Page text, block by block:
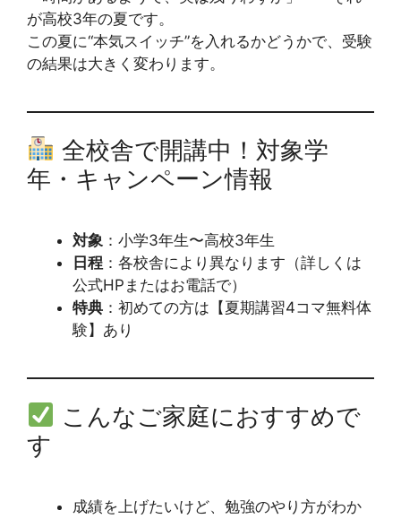
が高校3年の夏です。
この夏に“本気スイッチ”を入れるかどうかで、受験
の結果は大きく変わります。
全校舎で開講中！対象学
年・キャンペーン情報
対象 ：小学3年生〜高校3年生
日程 ：各校舎により異なります（詳しくは
公式HPまたはお電話で）
特典 ：初めての方は【夏期講習4コマ無料体
験】あり
こんなご家庭におすすめで
す
成績を上げたいけど、勉強のやり方がわか